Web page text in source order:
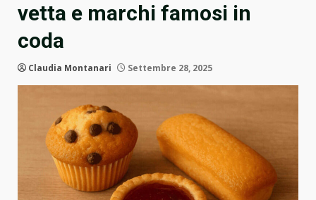
vetta e marchi famosi in
coda
Claudia Montanari Settembre 28, 2025